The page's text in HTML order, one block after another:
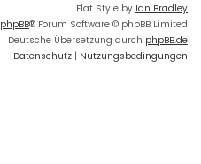
Flat Style by Ian Bradley
phpBB® Forum Software © phpBB Limited
Deutsche Übersetzung durch phpBB.de
Datenschutz | Nutzungsbedingungen